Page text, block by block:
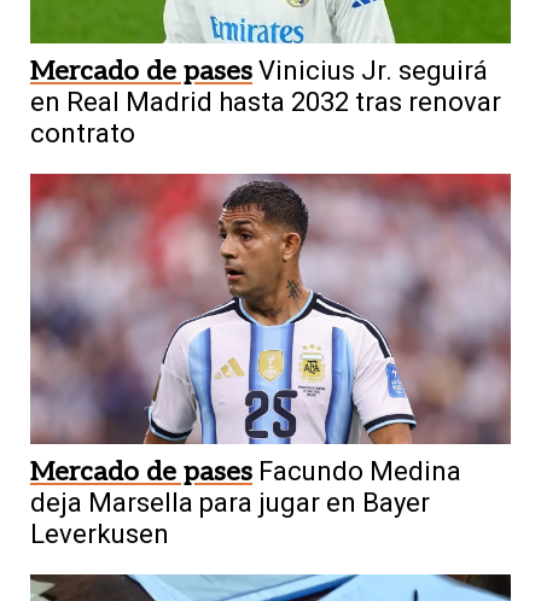
Mercado de pases Vinicius Jr. seguirá
en Real Madrid hasta 2032 tras renovar
contrato
Mercado de pases Facundo Medina
deja Marsella para jugar en Bayer
Leverkusen